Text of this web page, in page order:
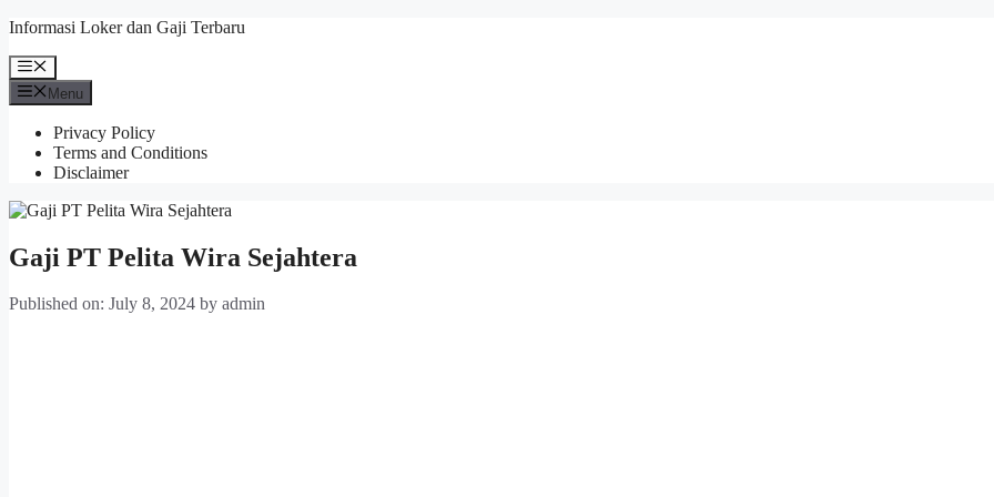
Skip
content
Informasi Loker dan Gaji Terbaru
Menu
Menu
Privacy Policy
Terms and Conditions
Disclaimer
Gaji PT Pelita Wira Sejahtera
Published on: July 8, 2024 by admin